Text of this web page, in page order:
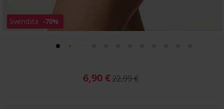
Svendita -70%
6,90 €22,99 €